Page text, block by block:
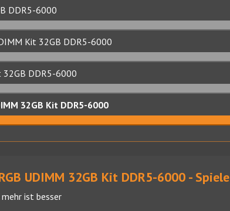
DDR5-6000
Kit 32GB DDR5-6000
32GB DDR5-6000
32GB Kit DDR5-6000
UDIMM 32GB Kit DDR5-6000 - Spiele
ist besser